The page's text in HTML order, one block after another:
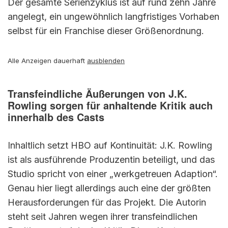
Der gesamte Serienzyklus ist auf rund zehn Jahre
angelegt, ein ungewöhnlich langfristiges Vorhaben
selbst für ein Franchise dieser Größenordnung.
Alle Anzeigen dauerhaft ausblenden
Transfeindliche Äußerungen von J.K.
Rowling sorgen für anhaltende Kritik auch
innerhalb des Casts
Inhaltlich setzt HBO auf Kontinuität: J.K. Rowling
ist als ausführende Produzentin beteiligt, und das
Studio spricht von einer „werkgetreuen Adaption“.
Genau hier liegt allerdings auch eine der größten
Herausforderungen für das Projekt. Die Autorin
steht seit Jahren wegen ihrer transfeindlichen